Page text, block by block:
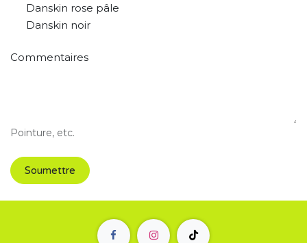
Danskin rose pâle
Danskin noir
Commentaires
Pointure, etc.
Soumettre